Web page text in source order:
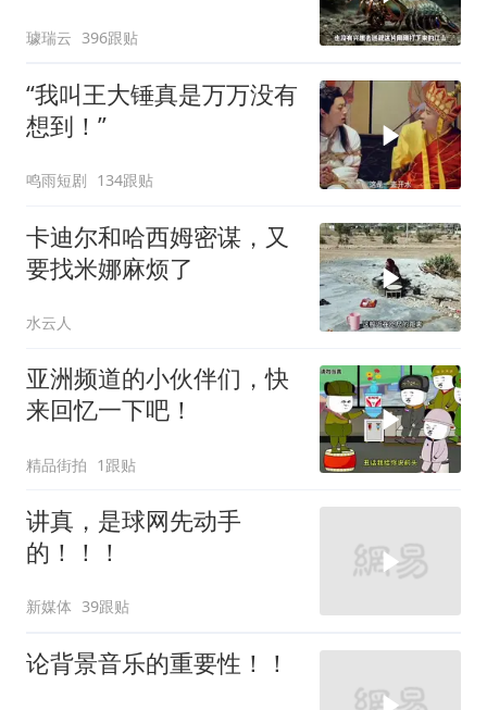
璩瑞云 396跟贴
“我叫王大锤真是万万没有
想到！”
鸣雨短剧 134跟贴
卡迪尔和哈西姆密谋，又
要找米娜麻烦了
水云人
亚洲频道的小伙伴们，快
来回忆一下吧！
精品街拍 1跟贴
讲真，是球网先动手
的！！！
新媒体 39跟贴
论背景音乐的重要性！！